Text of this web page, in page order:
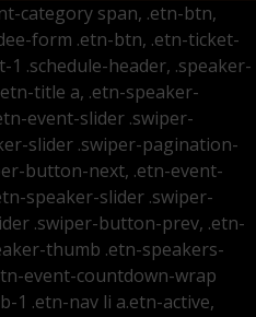
category span, .etn-btn,
form .etn-btn, .etn-ticket-
.schedule-header, .speaker-
title a, .etn-speaker-
event-slider .swiper-
slider .swiper-pagination-
button-next, .etn-event-
speaker-slider .swiper-
.swiper-button-prev, .etn-
thumb .etn-speakers-
event-countdown-wrap
1 .etn-nav li a.etn-active,